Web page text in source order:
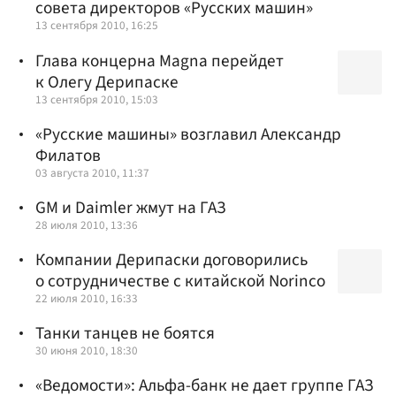
совета директоров «Русских машин»
13 сентября 2010, 16:25
Глава концерна Magna перейдет
к Олегу Дерипаске
13 сентября 2010, 15:03
«Русские машины» возглавил Александр
Филатов
03 августа 2010, 11:37
GM и Daimler жмут на ГАЗ
28 июля 2010, 13:36
Компании Дерипаски договорились
о сотрудничестве с китайской Norinco
22 июля 2010, 16:33
Танки танцев не боятся
30 июня 2010, 18:30
«Ведомости»: Альфа-банк не дает группе ГАЗ